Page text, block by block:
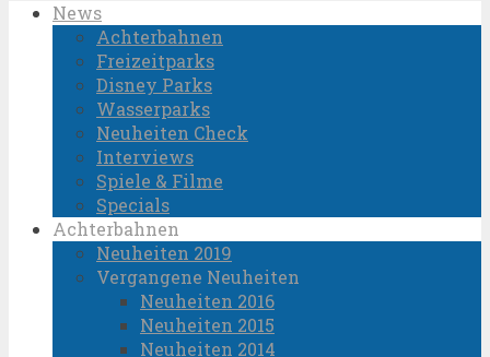
News
Achterbahnen
Freizeitparks
Disney Parks
Wasserparks
Neuheiten Check
Interviews
Spiele & Filme
Specials
Achterbahnen
Neuheiten 2019
Vergangene Neuheiten
Neuheiten 2016
Neuheiten 2015
Neuheiten 2014